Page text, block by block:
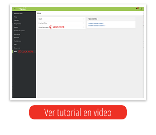
Ver tutorial en video